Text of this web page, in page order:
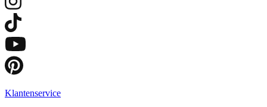
Klantenservice